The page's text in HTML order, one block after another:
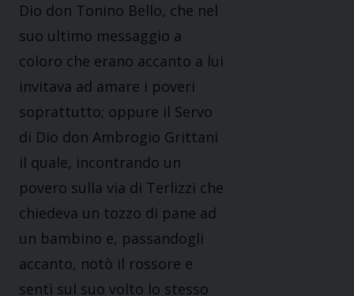
Dio don Tonino Bello, che nel
suo ultimo messaggio a
coloro che erano accanto a lui
invitava ad amare i poveri
soprattutto; oppure il Servo
di Dio don Ambrogio Grittani
il quale, incontrando un
povero sulla via di Terlizzi che
chiedeva un tozzo di pane ad
un bambino e, passandogli
accanto, notò il rossore e
sentì sul suo volto lo stesso